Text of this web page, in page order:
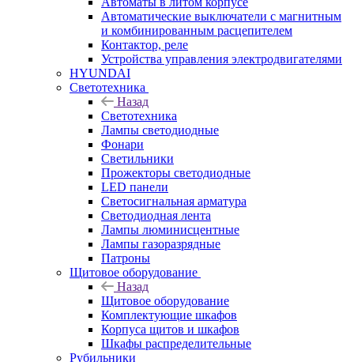
Автоматические выключатели с магнитным
и комбинированным расцепителем
Контактор, реле
Устройства управления электродвигателями
HYUNDAI
Светотехника
Назад
Светотехника
Лампы светодиодные
Фонари
Светильники
Прожекторы светодиодные
LED панели
Светосигнальная арматура
Светодиодная лента
Лампы люминисцентные
Лампы газоразрядные
Патроны
Щитовое оборудование
Назад
Щитовое оборудование
Комплектующие шкафов
Корпуса щитов и шкафов
Шкафы распределительные
Рубильники